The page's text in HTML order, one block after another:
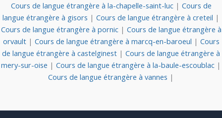
Cours de langue étrangère à la-chapelle-saint-luc | Cours de
langue étrangère à gisors | Cours de langue étrangère à creteil |
Cours de langue étrangère à pornic | Cours de langue étrangère à
orvault | Cours de langue étrangère à marcq-en-baroeul | Cours
de langue étrangère à castelginest | Cours de langue étrangère à
mery-sur-oise | Cours de langue étrangère à la-baule-escoublac |
Cours de langue étrangère à vannes |